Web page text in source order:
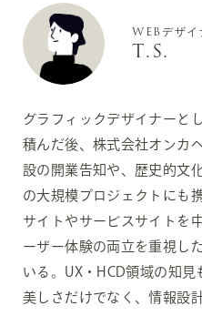
WEBデザイ
T.S.
グラフィックデザイナーと
積んだ後、株式会社オンカ
設の開業告知や、歴史的文
の大規模プロジェクトにも
サイトやサービスサイトを
ーザー体験の両立を重視し
いる。UX・HCD領域の知
美しさだけでなく、情報設